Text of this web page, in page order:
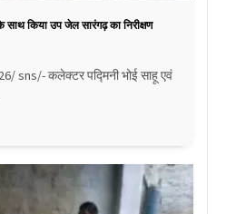
किया उप जेल सारंगढ़ का निरीक्षण
sns/- कलेक्टर पद्मिनी भोई साहू एवं